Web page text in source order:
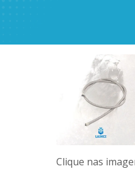
Clique nas